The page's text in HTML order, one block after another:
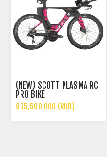
(NEW) SCOTT PLASMA RC
PRO BIKE
955,500.000 (RUB)